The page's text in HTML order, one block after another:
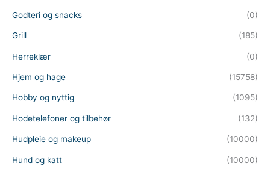
Godteri og snacks (0)
Grill (185)
Herreklær (0)
Hjem og hage (15758)
Hobby og nyttig (1095)
Hodetelefoner og tilbehør (132)
Hudpleie og makeup (10000)
Hund og katt (10000)